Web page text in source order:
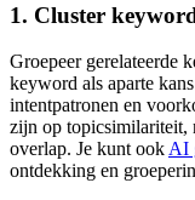
1. Cluster
Groepeer gerelateerde
keyword als aparte
intentpatronen en
zijn op topicsimilariteit,
overlap. Je kunt ook AI
ontdekking en